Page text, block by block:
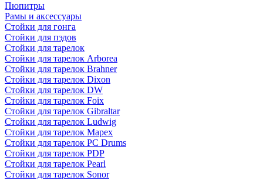
Пюпитры
Рамы и аксессуары
Стойки для гонга
Стойки для пэдов
Стойки для тарелок
Стойки для тарелок Arborea
Стойки для тарелок Brahner
Стойки для тарелок Dixon
Стойки для тарелок DW
Стойки для тарелок Foix
Стойки для тарелок Gibraltar
Стойки для тарелок Ludwig
Стойки для тарелок Mapex
Стойки для тарелок PC Drums
Стойки для тарелок PDP
Стойки для тарелок Pearl
Стойки для тарелок Sonor